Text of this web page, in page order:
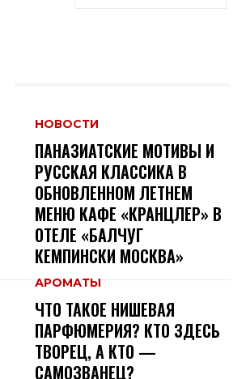
НОВОСТИ
ПАНАЗИАТСКИЕ МОТИВЫ И
РУССКАЯ КЛАССИКА В
ОБНОВЛЕННОМ ЛЕТНЕМ
МЕНЮ КАФЕ «КРАНЦЛЕР» В
ОТЕЛЕ «БАЛЧУГ
КЕМПИНСКИ МОСКВА»
АРОМАТЫ
ЧТО ТАКОЕ НИШЕВАЯ
ПАРФЮМЕРИЯ? КТО ЗДЕСЬ
ТВОРЕЦ, А КТО —
САМОЗВАНЕЦ?